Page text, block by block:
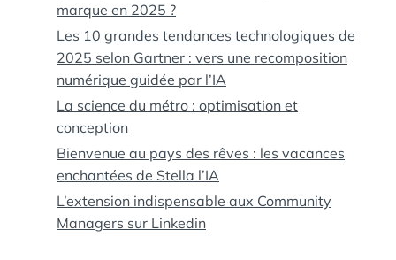
marque en 2025 ?
Les 10 grandes tendances technologiques de
2025 selon Gartner : vers une recomposition
numérique guidée par l’IA
La science du métro : optimisation et
conception
Bienvenue au pays des rêves : les vacances
enchantées de Stella l’IA
L’extension indispensable aux Community
Managers sur Linkedin